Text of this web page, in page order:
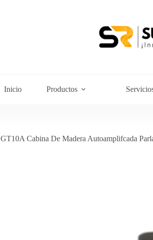
Inicio Productos
GT10A Cabina De Madera Autoamplifcada